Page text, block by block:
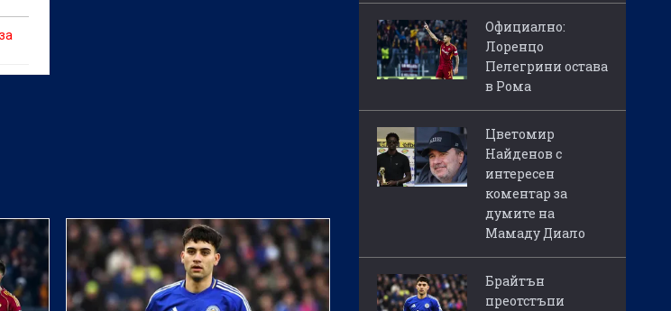
Официално:
Лоренцо
Пелегрини остава
в Рома
Цветомир
Найденов с
интересен
коментар за
думите на
Мамаду Диало
Брайтън
преотстъпи